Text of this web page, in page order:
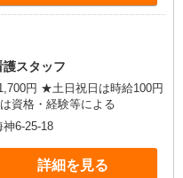
スタッフ
は時給100円
資格・経験等による
6-25-18
詳細を見る